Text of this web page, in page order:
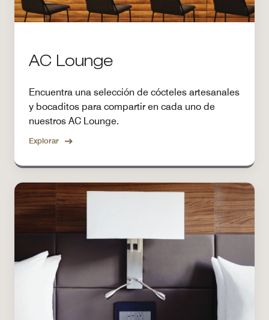
AC Lounge
Encuentra una selección de cócteles artesanales
y bocaditos para compartir en cada uno de
nuestros AC Lounge.
Explorar